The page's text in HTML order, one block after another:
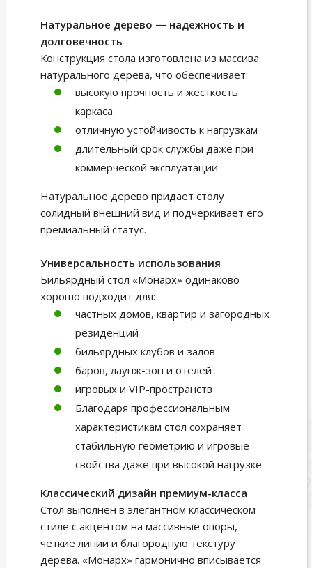
Натуральное дерево — надежность и
долговечность
Конструкция стола изготовлена из массива
натурального дерева, что обеспечивает:
высокую прочность и жесткость
каркаса
отличную устойчивость к нагрузкам
длительный срок службы даже при
коммерческой эксплуатации
Натуральное дерево придает столу
солидный внешний вид и подчеркивает его
премиальный статус.
Универсальность использования
Бильярдный стол «Монарх» одинаково
хорошо подходит для:
частных домов, квартир и загородных
резиденций
бильярдных клубов и залов
баров, лаунж-зон и отелей
игровых и VIP-пространств
Благодаря профессиональным
характеристикам стол сохраняет
стабильную геометрию и игровые
свойства даже при высокой нагрузке.
Классический дизайн премиум-класса
Стол выполнен в элегантном классическом
стиле с акцентом на массивные опоры,
четкие линии и благородную текстуру
дерева. «Монарх» гармонично вписывается